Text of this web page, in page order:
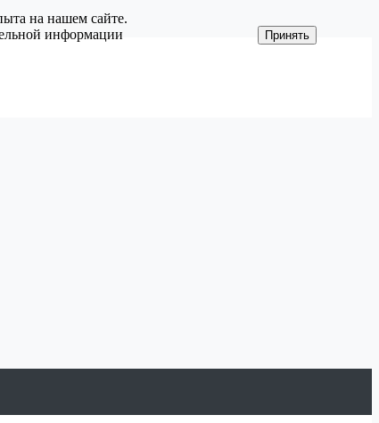
на нашем сайте.
информации
Принять